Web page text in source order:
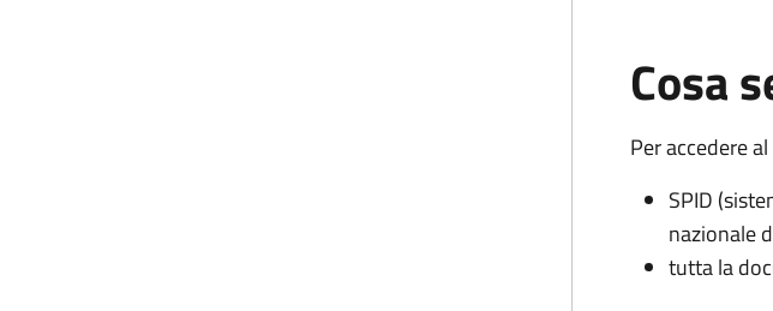
Cosa
Per accedere
SPID
nazionale
tutta la